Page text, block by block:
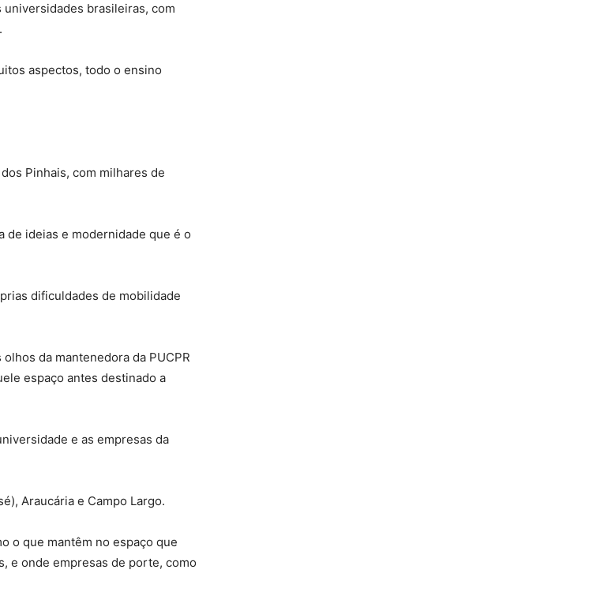
brasileiras, com
aspectos, todo o ensino
Pinhais, com milhares de
de ideias e modernidade que é o
dificuldades de mobilidade
da mantenedora da PUCPR
espaço antes destinado a
e as empresas da
Araucária e Campo Largo.
o que mantêm no espaço que
e onde empresas de porte, como